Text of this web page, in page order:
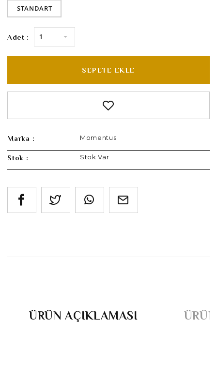
STANDART
Adet : 1
SEPETE EKLE
Marka : Momentus
Stok : Stok Var
ÜRÜN AÇIKLAMASI